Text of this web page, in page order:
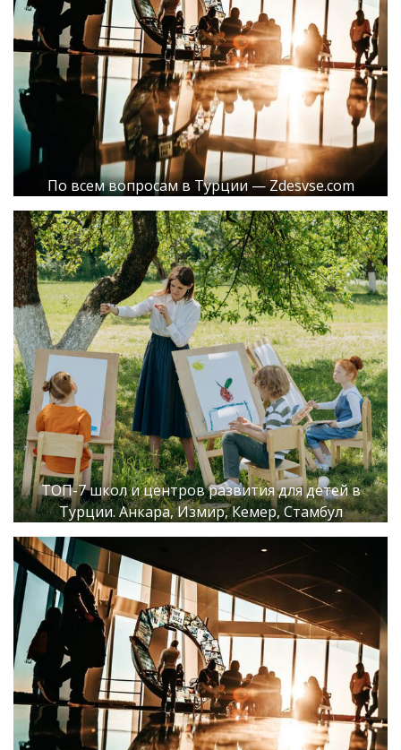
По всем вопросам в Турции — Zdesvse.com
ТОП-7 школ и центров развития для детей в
Турции. Анкара, Измир, Кемер, Стамбул